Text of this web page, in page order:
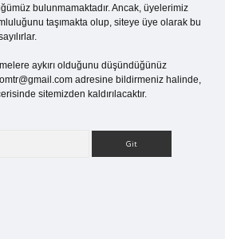
bulunmamaktadır. Ancak, üyelerimiz
taşımakta olup, siteye üye olarak bu
aykırı olduğunu düşündüğünüz
adresine bildirmeniz halinde,
sitemizden kaldırılacaktır.